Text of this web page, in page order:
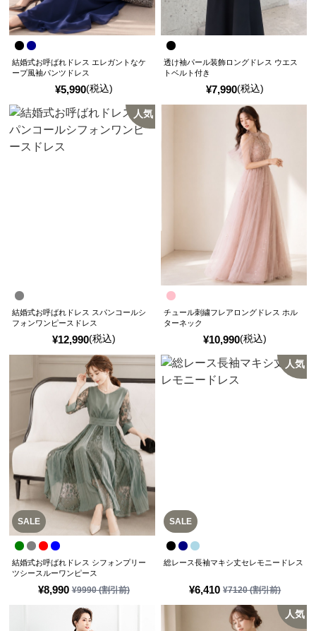
¥5,990(税込)
結婚式お呼ばれドレス エレガントなケ
ープ風袖パンツドレス
¥7,990(税込)
透け袖パール装飾ロングドレス ウエス
トベルト付き
人気
¥12,990(税込)
結婚式お呼ばれドレス スパンコールシ
フォンワンピースドレス
¥10,990(税込)
チュール刺繍フレアロングドレス ホル
ターネック
SALE
¥8,990 ¥9990(割引前)
結婚式お呼ばれドレス シフォンプリー
ツシースルーワンピース
SALE
人気
¥6,410 ¥7120(割引前)
総レース長袖マキシ丈セレモニードレス
人気